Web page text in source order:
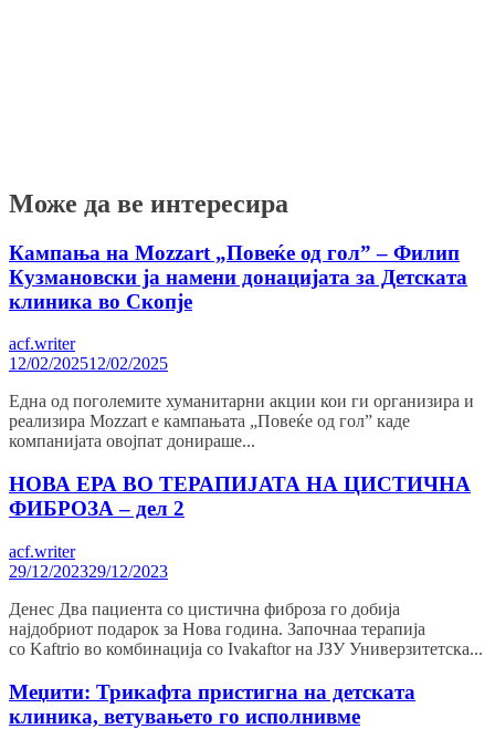
Може да ве интересира
Кампања на Mozzart „Повеќе од гол” – Филип
Кузмановски ја намени донацијата за Детската
клиника во Скопје
acf.writer
12/02/202512/02/2025
Една од поголемите хуманитарни акции кои ги организира и
реализира Mozzart е кампањата „Повеќе од гол” каде
компанијата овојпат донираше...
НОВА ЕРА ВО ТЕРАПИЈАТА НА ЦИСТИЧНА
ФИБРОЗА – дел 2
acf.writer
29/12/202329/12/2023
Денес Два пациента со цистична фиброза го добија
најдобриот подарок за Нова година. Започнаa терапија
со Kaftrio во комбинација со Ivakaftor на ЈЗУ Универзитетска...
Меџити: Трикафта пристигна на детската
клиника, ветувањето го исполнивме